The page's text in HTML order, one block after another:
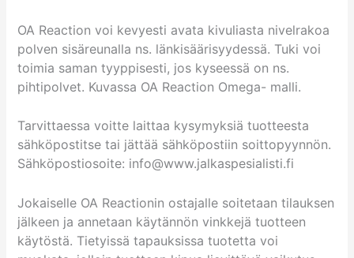
OA Reaction voi kevyesti avata kivuliasta nivelrakoa
polven sisäreunalla ns. länkisäärisyydessä. Tuki voi
toimia saman tyyppisesti, jos kyseessä on ns.
pihtipolvet. Kuvassa OA Reaction Omega- malli.
Tarvittaessa voitte laittaa kysymyksiä tuotteesta
sähköpostitse tai jättää sähköpostiin soittopyynnön.
Sähköpostiosoite: info@www.jalkaspesialisti.fi
Jokaiselle OA Reactionin ostajalle soitetaan tilauksen
jälkeen ja annetaan käytännön vinkkejä tuotteen
käytöstä. Tietyissä tapauksissa tuotetta voi